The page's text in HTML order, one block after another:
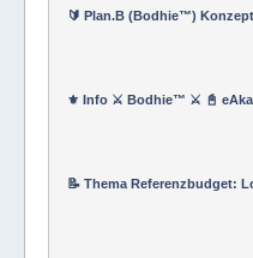
🔰 Plan.B (Bodhie™)
⚜ Info ⚔ Bodhie™ ⚔ 📓
📝 Thema Referenzbudget: